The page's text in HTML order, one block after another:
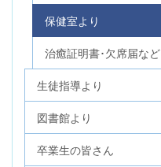
保健室より
治癒証明書･欠席届など
生徒指導より
図書館より
卒業生の皆さん